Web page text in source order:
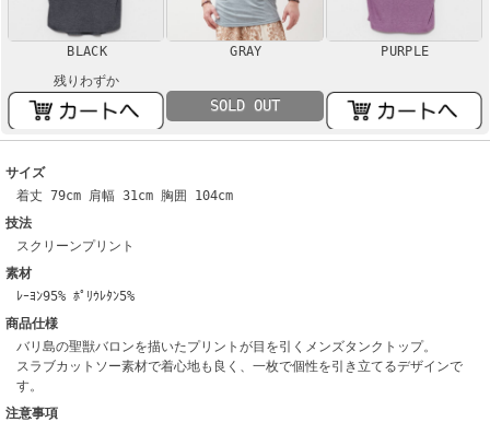
BLACK
残りわずか
GRAY
SOLD OUT
PURPLE
サイズ
着丈 79cm 肩幅 31cm 胸囲 104cm
技法
スクリーンプリント
素材
ﾚｰﾖﾝ95% ﾎﾟﾘｳﾚﾀﾝ5%
商品仕様
バリ島の聖獣バロンを描いたプリントが目を引くメンズタンクトップ。
スラブカットソー素材で着心地も良く、一枚で個性を引き立てるデザインで
す。
注意事項